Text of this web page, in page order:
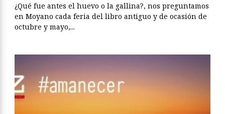
¿Qué fue antes el huevo o la gallina?, nos preguntamos
en Moyano cada feria del libro antiguo y de ocasión de
octubre y mayo,...